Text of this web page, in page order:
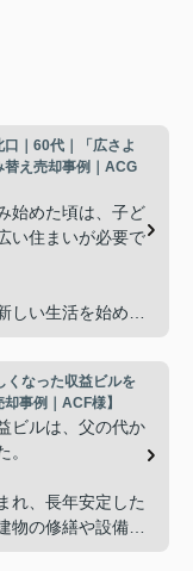
口｜60代｜「広さよ
替え売却事例｜ACG
始めた頃は、子ど
い住まいが必要で
しい生活を始める
。」
人にちょうど良い
くなった収益ビルを
事例｜ACF様】
ビルは、父の代か
。
れ、長年安定した
物の修繕や設備更